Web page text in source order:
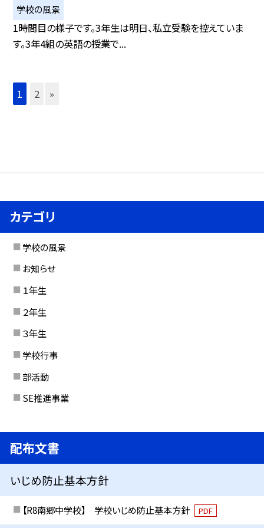
学校の風景
1時間目の様子です。3年生は明日、私立受験を控えていま
す。3年4組の英語の授業で...
1 2 »
カテゴリ
学校の風景
お知らせ
１年生
２年生
３年生
学校行事
部活動
SE推進事業
配布文書
いじめ防止基本方針
【R8南郷中学校】 学校いじめ防止基本方針 PDF